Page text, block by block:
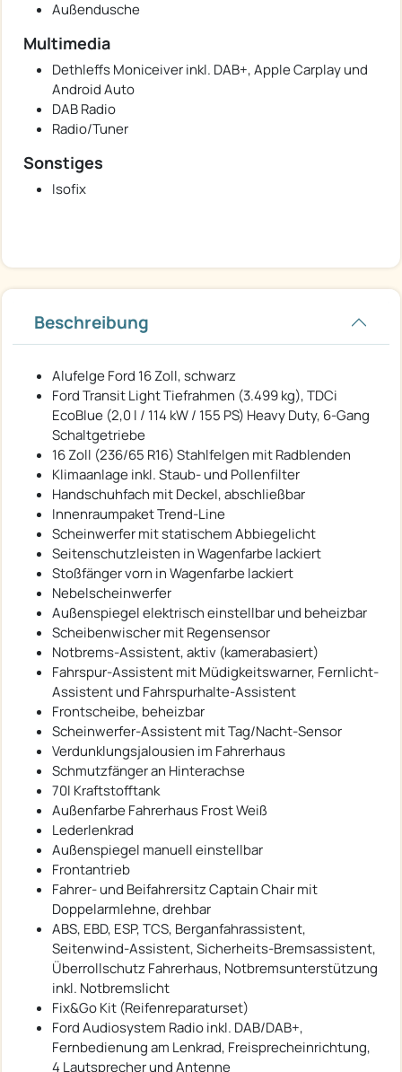
Außendusche
Multimedia
Dethleffs Moniceiver inkl. DAB+, Apple Carplay und
Android Auto
DAB Radio
Radio/Tuner
Sonstiges
Isofix
Beschreibung
Alufelge Ford 16 Zoll, schwarz
Ford Transit Light Tiefrahmen (3.499 kg), TDCi
EcoBlue (2,0 l / 114 kW / 155 PS) Heavy Duty, 6-Gang
Schaltgetriebe
16 Zoll (236/65 R16) Stahlfelgen mit Radblenden
Klimaanlage inkl. Staub- und Pollenfilter
Handschuhfach mit Deckel, abschließbar
Innenraumpaket Trend-Line
Scheinwerfer mit statischem Abbiegelicht
Seitenschutzleisten in Wagenfarbe lackiert
Stoßfänger vorn in Wagenfarbe lackiert
Nebelscheinwerfer
Außenspiegel elektrisch einstellbar und beheizbar
Scheibenwischer mit Regensensor
Notbrems-Assistent, aktiv (kamerabasiert)
Fahrspur-Assistent mit Müdigkeitswarner, Fernlicht-
Assistent und Fahrspurhalte-Assistent
Frontscheibe, beheizbar
Scheinwerfer-Assistent mit Tag/Nacht-Sensor
Verdunklungsjalousien im Fahrerhaus
Schmutzfänger an Hinterachse
70l Kraftstofftank
Außenfarbe Fahrerhaus Frost Weiß
Lederlenkrad
Außenspiegel manuell einstellbar
Frontantrieb
Fahrer- und Beifahrersitz Captain Chair mit
Doppelarmlehne, drehbar
ABS, EBD, ESP, TCS, Berganfahrassistent,
Seitenwind-Assistent, Sicherheits-Bremsassistent,
Überrollschutz Fahrerhaus, Notbremsunterstützung
inkl. Notbremslicht
Fix&Go Kit (Reifenreparaturset)
Ford Audiosystem Radio inkl. DAB/DAB+,
Fernbedienung am Lenkrad, Freisprecheinrichtung,
4 Lautsprecher und Antenne